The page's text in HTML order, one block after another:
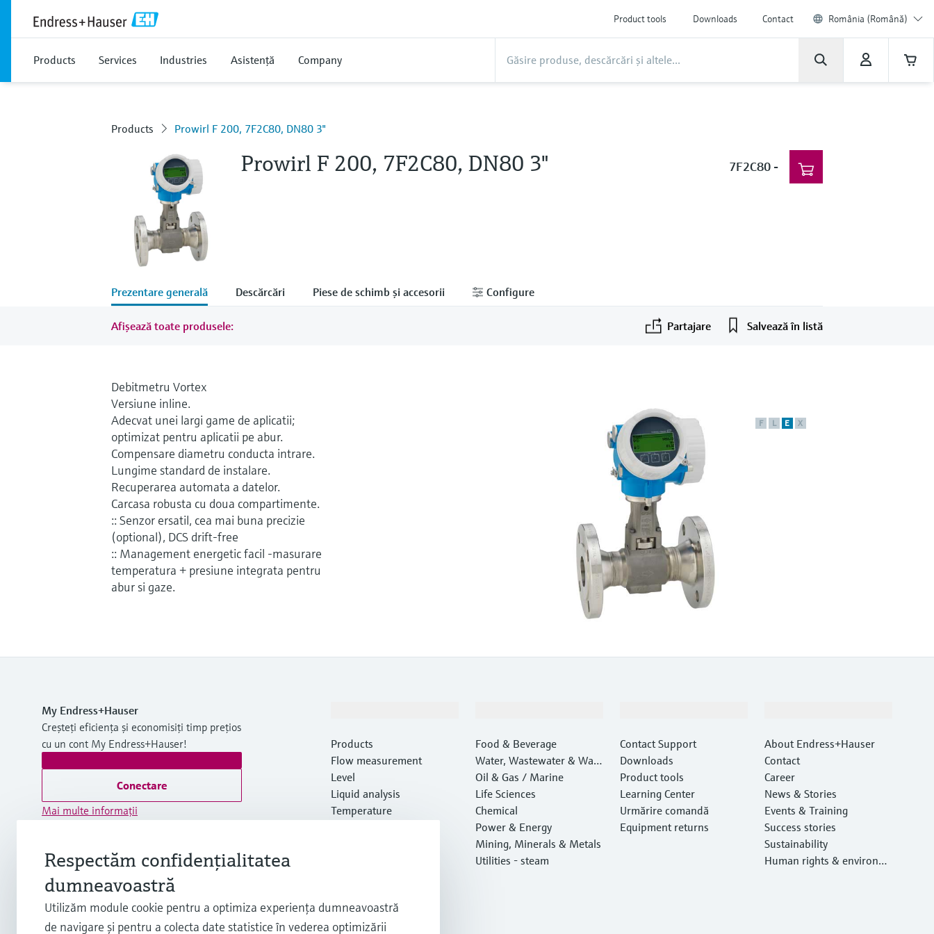
Product tools Downloads Contact România (Română)
Products Services Industries Asistență Company
Products Prowirl F 200, 7F2C80, DN80 3"
Prowirl F 200, 7F2C80, DN80 3" 7F2C80-
Prezentare generală Descărcări Piese de schimb şi accesorii Configure
Afișează toate produsele: Partajare Salvează în listă
F L E X
Debitmetru Vortex
Versiune inline.
Adecvat unei largi game de aplicatii;
optimizat pentru aplicatii pe abur.
Compensare diametru conducta intrare.
Lungime standard de instalare.
Recuperarea automata a datelor.
Carcasa robusta cu doua compartimente.
:: Senzor ersatil, cea mai buna precizie
(optional), DCS drift-free
:: Management energetic facil -masurare
temperatura + presiune integrata pentru
abur si gaze.
My Endress+Hauser
Creșteți eficiența și economisiți timp prețios
cu un cont My Endress+Hauser!
Conectare
Mai multe informaţii
România
+40 (21) 315 90 67
Products
Flow measurement
Level
Liquid analysis
Temperature
Featured products
Product tools
Food & Beverage
Water, Wastewater & Wast
e
Oil & Gas / Marine
Life Sciences
Chemical
Power & Energy
Mining, Minerals & Metals
Utilities - steam
Contact Support
Downloads
Product tools
Learning Center
Urmărire comandă
Equipment returns
About Endress+Hauser
Contact
Career
News & Stories
Events & Training
Success stories
Sustainability
Human rights & environm
Respectăm confidenţialitatea
dumneavoastră
Utilizăm module cookie pentru a optimiza experienţa dumneavoastră
de navigare şi pentru a colecta date statistice în vederea optimizării